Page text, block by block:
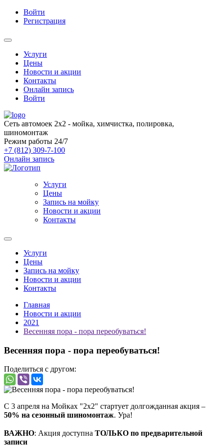
Войти
Регистрация
Услуги
Цены
Новости и акции
Контакты
Онлайн запись
Войти
Сеть автомоек 2x2 - мойка, химчистка, полировка,
шиномонтаж
Режим работы 24/7
+7 (812) 309-7-100
Онлайн запись
Услуги
Цены
Запись на мойку
Новости и акции
Контакты
Услуги
Цены
Запись на мойку
Новости и акции
Контакты
Главная
Новости и акции
2021
Весенняя пора - пора переобуваться!
Весенняя пора - пора переобуваться!
Поделиться с другом:
С 3 апреля на Мойках "2х2" стартует долгожданная акция –
50% на сезонный шиномонтаж. Ура!
ВАЖНО: Акция доступна ТОЛЬКО по предварительной
записи